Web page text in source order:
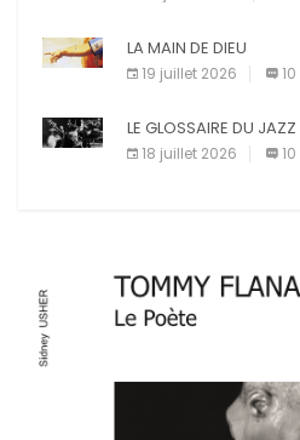
LA MAIN DE DIEU
19 juillet 2026 10
LE GLOSSAIRE DU JAZZ
18 juillet 2026 10